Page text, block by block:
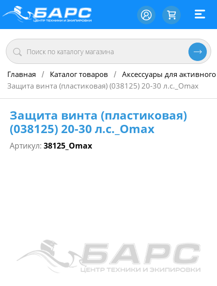
Главная / Каталог товаров / Аксессуары для
Защита винта (пластиковая) (038125) 20-30 л.с._Omax
Защита винта (пластиковая)
(038125) 20-30 л.с._Omax
Артикул: 38125_Omax